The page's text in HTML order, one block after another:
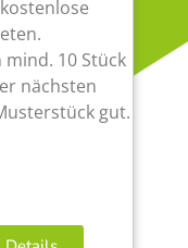
10 Stück
nächsten
gut.